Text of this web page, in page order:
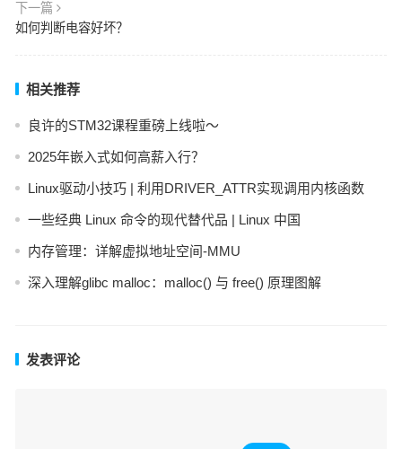
下一篇
如何判断电容好坏？
相关推荐
良许的STM32课程重磅上线啦～
2025年嵌入式如何高薪入行？
Linux驱动小技巧 | 利用DRIVER_ATTR实现调用内核函数
一些经典 Linux 命令的现代替代品 | Linux 中国
内存管理：详解虚拟地址空间-MMU
深入理解glibc malloc：malloc() 与 free() 原理图解
发表评论